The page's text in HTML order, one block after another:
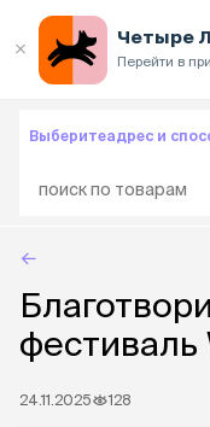
Четыре
Перейти в
Выберитеадрес и
фестиваль
24.11.2025 128